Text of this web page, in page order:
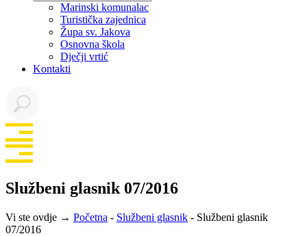
Marinski komunalac
Turistička zajednica
Župa sv. Jakova
Osnovna škola
Dječji vrtić
Kontakti
Službeni glasnik 07/2016
Vi ste ovdje → Početna - Službeni glasnik - Službeni glasnik
07/2016